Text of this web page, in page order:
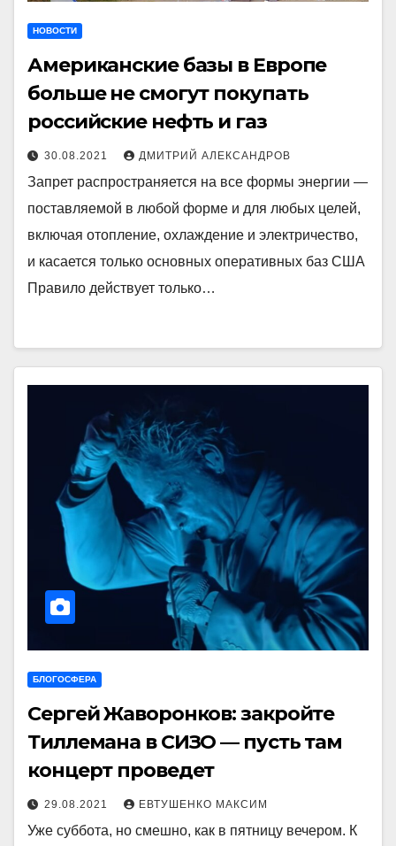
НОВОСТИ
Американские базы в Европе
больше не смогут покупать
российские нефть и газ
30.08.2021 ДМИТРИЙ АЛЕКСАНДРОВ
Запрет распространяется на все формы энергии —
поставляемой в любой форме и для любых целей,
включая отопление, охлаждение и электричество,
и касается только основных оперативных баз США
Правило действует только…
БЛОГОСФЕРА
Сергей Жаворонков: закройте
Тиллемана в СИЗО — пусть там
концерт проведет
29.08.2021 ЕВТУШЕНКО МАКСИМ
Уже суббота, но смешно, как в пятницу вечером. К